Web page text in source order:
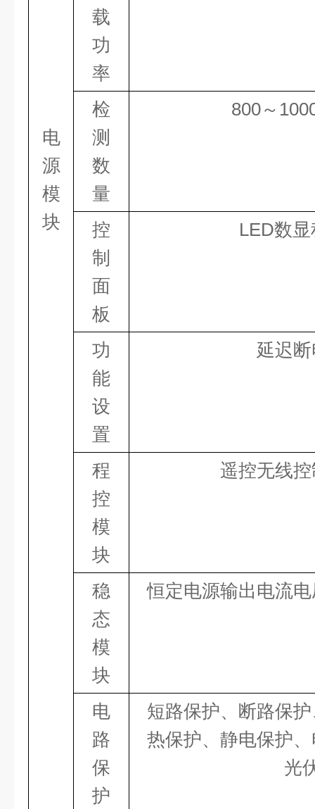
电
源
模
块
载
功
率
检
测
数
量
800～
控
制
面
板
LED数
功
能
设
置
延迟
程
控
模
块
遥控无线
稳
态
模
块
恒定电源输出电流
电
路
保
护
短路保护、断路保
热保护、静电保护
光